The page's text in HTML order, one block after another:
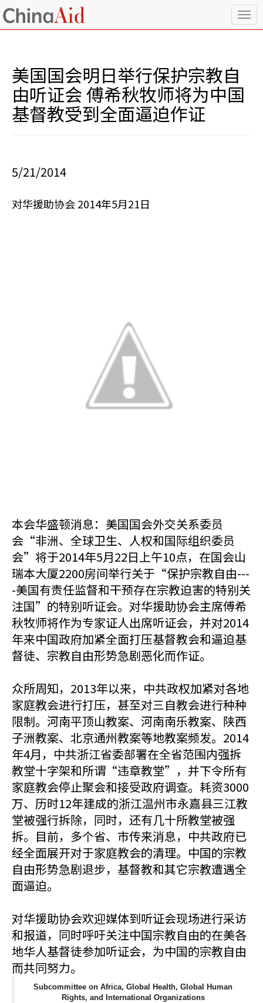
T
o
美国国会明日举行保护宗教自
由听证会 傅希秋牧师将为中国
基督教受到全面逼迫作证
5/21/2014
对华援助协会 2014年5月21日
本会华盛顿消息：美国国会外交关系委员
会“非洲、全球卫生、人权和国际组织委员
会”将于2014年5月22日上午10点，在国会山
瑞本大厦2200房间举行关于“保护宗教自由---
-美国有责任监督和干预存在宗教迫害的特别关
注国”的特别听证会。对华援助协会主席傅希
秋牧师将作为专家证人出席听证会，并对2014
年来中国政府加紧全面打压基督教会和逼迫基
督徒、宗教自由形势急剧恶化而作证。
众所周知，2013年以来，中共政权加紧对各地
家庭教会进行打压，甚至对三自教会进行种种
限制。河南平顶山教案、河南南乐教案、陕西
子洲教案、北京通州教案等地教案频发。2014
年4月，中共浙江省委部署在全省范围内强拆
教堂十字架和所谓“违章教堂”，并下令所有
家庭教会停止聚会和接受政府调查。耗资3000
万、历时12年建成的浙江温州市永嘉县三江教
堂被强行拆除，同时，还有几十所教堂被强
拆。目前，多个省、市传来消息，中共政府已
经全面展开对于家庭教会的清理。中国的宗教
自由形势急剧退步，基督教和其它宗教遭遇全
面逼迫。
对华援助协会欢迎媒体到听证会现场进行采访
和报道，同时呼吁关注中国宗教自由的在美各
地华人基督徒参加听证会，为中国的宗教自由
而共同努力。
Subcommittee on Africa, Global Health, Global Human
Rights, and International Organizations